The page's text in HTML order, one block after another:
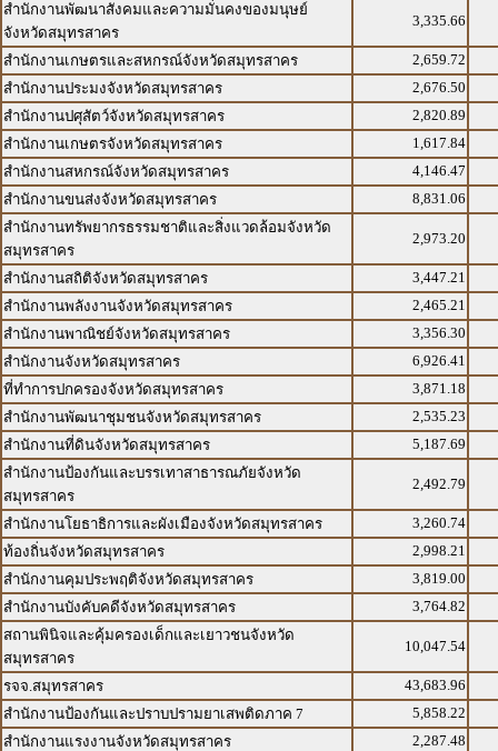
สำนักงานพัฒนาสังคมและความมั่นคงของมนุษย์
จังหวัดสมุทรสาคร
3,335.66
สำนักงานเกษตรและสหกรณ์จังหวัดสมุทรสาคร
2,659.72
สำนักงานประมงจังหวัดสมุทรสาคร
2,676.50
สำนักงานปศุสัตว์จังหวัดสมุทรสาคร
2,820.89
สำนักงานเกษตรจังหวัดสมุทรสาคร
1,617.84
สำนักงานสหกรณ์จังหวัดสมุทรสาคร
4,146.47
สำนักงานขนส่งจังหวัดสมุทรสาคร
8,831.06
สำนักงานทรัพยากรธรรมชาติและสิ่งแวดล้อมจังหวัด
สมุทรสาคร
2,973.20
สำนักงานสถิติจังหวัดสมุทรสาคร
3,447.21
สำนักงานพลังงานจังหวัดสมุทรสาคร
2,465.21
สำนักงานพาณิชย์จังหวัดสมุทรสาคร
3,356.30
สำนักงานจังหวัดสมุทรสาคร
6,926.41
ที่ทำการปกครองจังหวัดสมุทรสาคร
3,871.18
สำนักงานพัฒนาชุมชนจังหวัดสมุทรสาคร
2,535.23
สำนักงานที่ดินจังหวัดสมุทรสาคร
5,187.69
สำนักงานป้องกันและบรรเทาสาธารณภัยจังหวัด
สมุทรสาคร
2,492.79
สำนักงานโยธาธิการและผังเมืองจังหวัดสมุทรสาคร
3,260.74
ท้องถิ่นจังหวัดสมุทรสาคร
2,998.21
สำนักงานคุมประพฤติจังหวัดสมุทรสาคร
3,819.00
สำนักงานบังคับคดีจังหวัดสมุทรสาคร
3,764.82
สถานพินิจและคุ้มครองเด็กและเยาวชนจังหวัด
สมุทรสาคร
10,047.54
รจจ.สมุทรสาคร
43,683.96
สำนักงานป้องกันและปราบปรามยาเสพติดภาค 7
5,858.22
สำนักงานแรงงานจังหวัดสมุทรสาคร
2,287.48